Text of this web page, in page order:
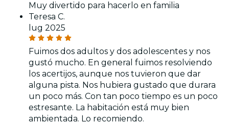
Muy divertido para hacerlo en familia
Teresa C.
lug 2025
Fuimos dos adultos y dos adolescentes y nos
gustó mucho. En general fuimos resolviendo
los acertijos, aunque nos tuvieron que dar
alguna pista. Nos hubiera gustado que durara
un poco más. Con tan poco tiempo es un poco
estresante. La habitación está muy bien
ambientada. Lo recomiendo.